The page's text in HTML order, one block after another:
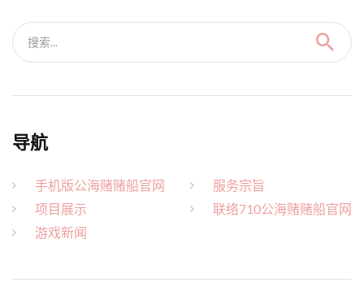
搜索...
导航
手机版公海赌赌船官网
项目展示
游戏新闻
服务宗旨
联络710公海赌赌船官网